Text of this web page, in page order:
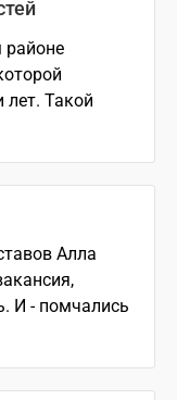
лет. Такой
Алла
И - помчались